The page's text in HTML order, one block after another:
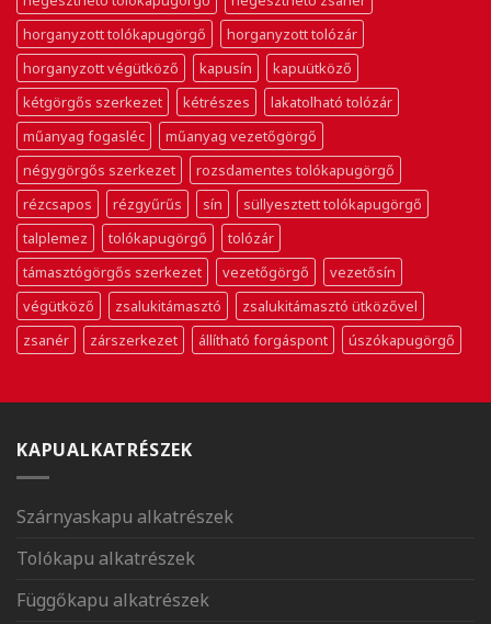
horganyzott tolókapugörgő
horganyzott tolózár
horganyzott végütköző
kapusín
kapuütköző
kétgörgős szerkezet
kétrészes
lakatolható tolózár
műanyag fogasléc
műanyag vezetőgörgő
négygörgős szerkezet
rozsdamentes tolókapugörgő
rézcsapos
rézgyűrűs sín
süllyesztett tolókapugörgő
talplemez
tolókapugörgő
tolózár
támasztógörgős szerkezet
vezetőgörgő
vezetősín
végütköző
zsalukitámasztó
zsalukitámasztó ütközővel
zsanér
zárszerkezet állítható forgáspont úszókapugörgő
KAPUALKATRÉSZEK
Szárnyaskapu alkatrészek
Tolókapu alkatrészek
Függőkapu alkatrészek